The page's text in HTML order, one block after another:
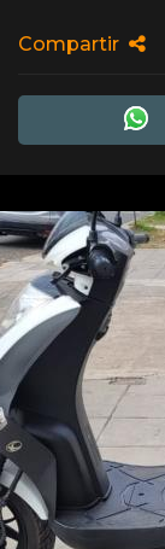
Compartir